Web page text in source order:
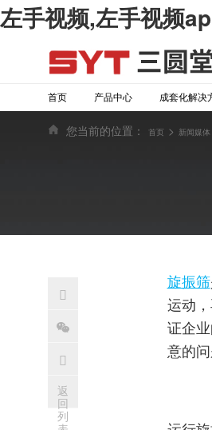
左手视频,左手视频
首页 产品中心 成套化解决
您当前的位置： 首页 > 新闻媒体


返
回
列
旋振筛
运动
证企业
意的问题